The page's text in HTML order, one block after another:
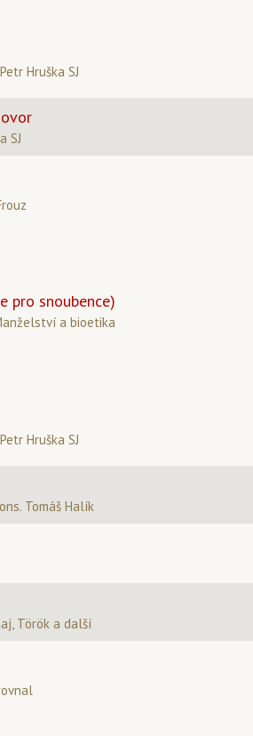
Hruška SJ
SJ
pro snoubence)
a bioetika
Hruška SJ
Tomáš Halík
Török a další